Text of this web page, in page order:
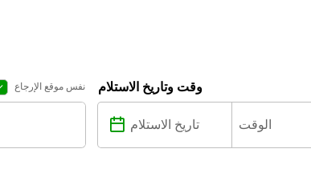
نفس موقع الإرجاع وقت وتاريخ الاستلام